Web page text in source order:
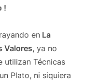
!
enLa
Valores, ya no
utilizan Técnicas
Plato, ni siquiera